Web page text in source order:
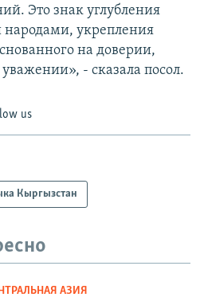
Это знак углубления
укрепления
на доверии,
- сказала посол.
us
Кыргызстан
АЗИЯ